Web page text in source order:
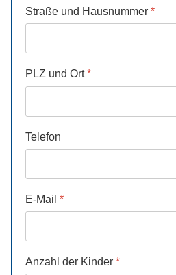
Straße und Hausnummer*
PLZ und Ort*
Telefon
E-Mail*
Anzahl der Kinder*